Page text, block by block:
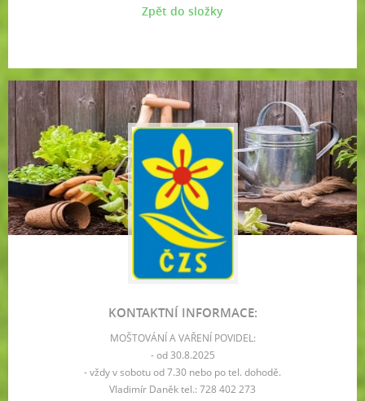
Zpět do složky
KONTAKTNÍ INFORMACE:
MOŠTOVÁNÍ A VAŘENÍ POVIDEL:
- od 30.8.2025
- vždy v sobotu od 7.30 nebo po tel. dohodě.
Vladimír Daněk tel.: 728 402 273